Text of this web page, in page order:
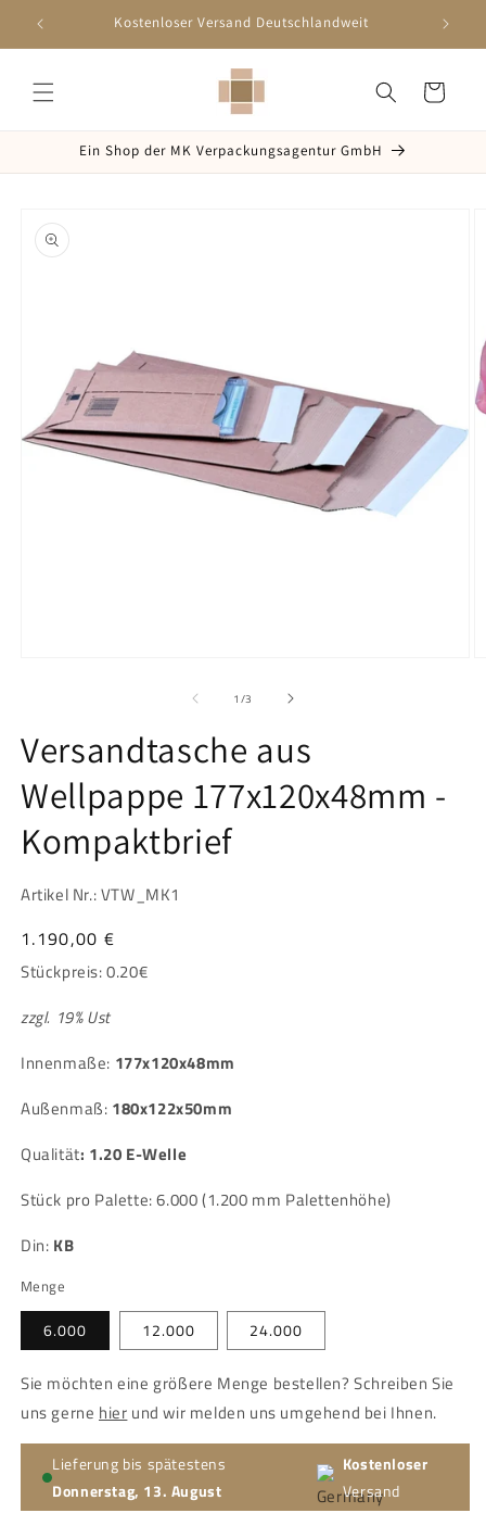
zum
Inhalt
Kostenloser Versand Deutschlandweit
Warenkorb
Ein Shop der MK Verpackungsagentur GmbH
1 /von
3
Versandtasche aus
Wellpappe 177x120x48mm -
Kompaktbrief
Artikel Nr.: VTW_MK1
Normaler
Preis
1.190,00 €
Stückpreis:0.20€
zzgl. 19% Ust
Innenmaße: 177x120x48mm
Außenmaß: 180x122x50mm
Qualität: 1.20 E-Welle
Stück pro Palette: 6.000 (1.200 mm Palettenhöhe)
Din: KB
Menge
6.000 12.000 24.000
Sie möchten eine größere Menge bestellen? Schreiben Sie
uns gerne hier und wir melden uns umgehend bei Ihnen.
Lieferung bis spätestens
Donnerstag, 13. August
Kostenloser
Versand